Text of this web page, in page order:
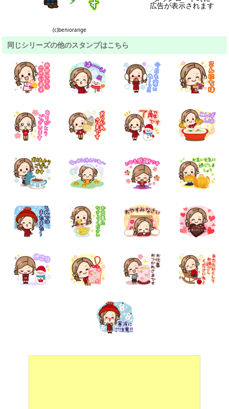
(c)beniorange
広告が表示されます
同じシリーズの他のスタンプはこちら